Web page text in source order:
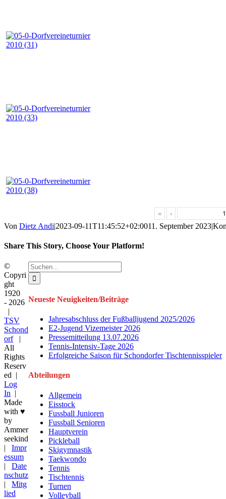
«
‹
Von Dietz Andi|2023-09-11T11:45:52+02:0011. September 2023|
Share This Story, Choose Your Platform!
Facebook
Twitter
E-
Mail
Suche
nach:
Neueste Neuigkeiten/Beiträge
Jahresabschluss der Fußballjugend 2025/2026
E2-Jugend Vizemeister 2026
Pressemitteilung 13.07.2026
Tennis-Intensiv-Tage 2026
Erfolgreiche Saison für Schondorfer Tischtennisspieler
Abteilungen
Allgemein
Eisstock
Fussball Junioren
Fussball Senioren
Hauptverein
Pickleball
Skigymnastik
Taekwondo
Tennis
Tischtennis
Turnen
Volleyball
©
Copyri
ght
1920
- 2026
|
TSV
Schond
orf|
All
Rights
Reserv
ed |
Log
In |
Made
with ♥
by
Ammer
seekind
| Impr
essum
| Date
nschutz
| Mitg
lied